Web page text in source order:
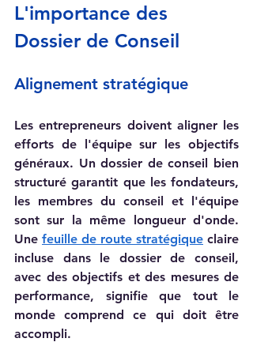
L'importance des
Dossier de Conseil
Alignement stratégique
Les entrepreneurs doivent aligner les
efforts de l'équipe sur les objectifs
généraux. Un dossier de conseil bien
structuré garantit que les fondateurs,
les membres du conseil et l'équipe
sont sur la même longueur d'onde.
Une feuille de route stratégique claire
incluse dans le dossier de conseil,
avec des objectifs et des mesures de
performance, signifie que tout le
monde comprend ce qui doit être
accompli.